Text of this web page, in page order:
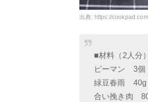
出典: https://
■材料（2人分）
ピーマン 3個
緑豆春雨 40g
合い挽き肉